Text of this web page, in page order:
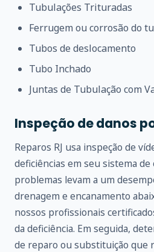
Tubulações Trituradas
Ferrugem ou corrosão do
Tubos de deslocamento
Tubo Inchado
Juntas de Tubulação com
Inspeção de danos
Reparos RJ usa inspeção de
deficiências em seu sistema de
problemas levam a um
drenagem e encanamento
nossos profissionais
da deficiência. Em seguida,
de reparo ou substituição que